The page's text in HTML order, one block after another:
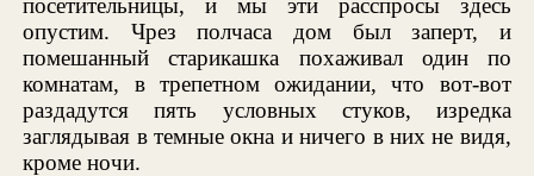
опустим. Чрез полчаса дом был заперт, и
помешанный старикашка похаживал один по
комнатам, в трепетном ожидании, что вот-вот
раздадутся пять условных стуков, изредка
заглядывая в темные окна и ничего в них не видя,
кроме ночи.